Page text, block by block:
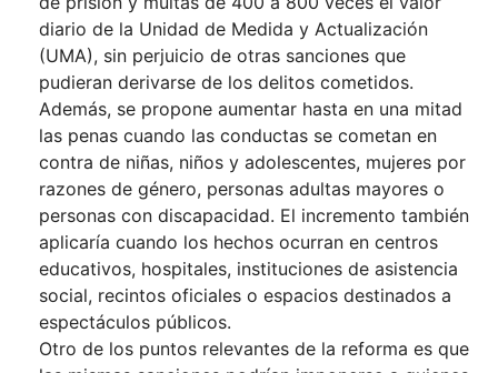
diario de la Unidad de Medida y Actualización
(UMA), sin perjuicio de otras sanciones que
pudieran derivarse de los delitos cometidos.
Además, se propone aumentar hasta en una mitad
las penas cuando las conductas se cometan en
contra de niñas, niños y adolescentes, mujeres por
razones de género, personas adultas mayores o
personas con discapacidad. El incremento también
aplicaría cuando los hechos ocurran en centros
educativos, hospitales, instituciones de asistencia
social, recintos oficiales o espacios destinados a
espectáculos públicos.
Otro de los puntos relevantes de la reforma es que